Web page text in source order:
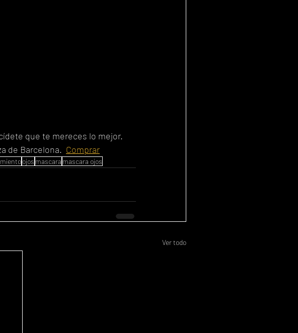
que te mereces lo mejor.
de Barcelona. Comprar
ojos mascara mascara ojos
Ver todo